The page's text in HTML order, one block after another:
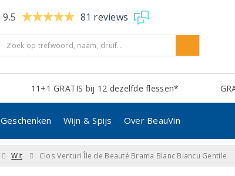
9.5 81 reviews
11+1 GRATIS bij 12 dezelfde flessen*
Geschenken Wijn & Spijs Over BeauVin
Wit Clos Venturi Île de Beauté Brama Blanc Biancu Gentile